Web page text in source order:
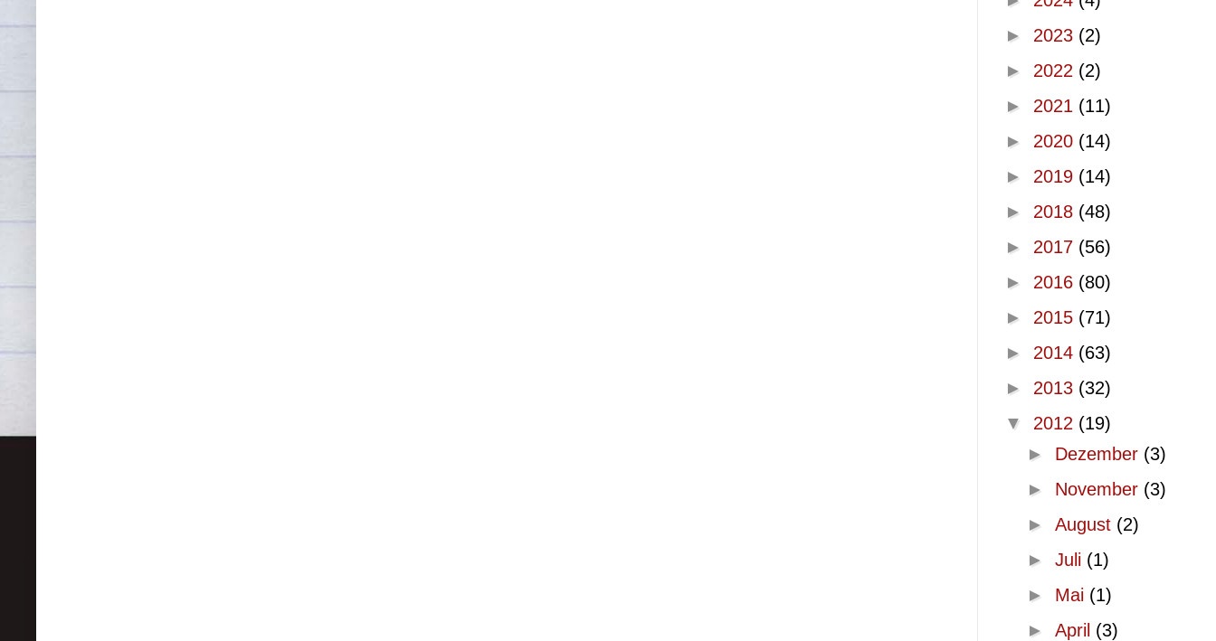
► 2023 (2)
► 2022 (2)
► 2021 (11)
► 2020 (14)
► 2019 (14)
► 2018 (48)
► 2017 (56)
► 2016 (80)
► 2015 (71)
► 2014 (63)
► 2013 (32)
▼ 2012 (19)
► Dezember (3)
► November (3)
► August (2)
► Juli (1)
► Mai (1)
► April (3)